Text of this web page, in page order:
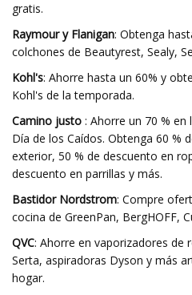
gratis.
Raymour y Flanigan: Obtenga
colchones de Beautyrest, Sealy,
Kohl's: Ahorre hasta un 60% y
Kohl's de la temporada.
Camino justo : Ahorre un 70 %
Día de los Caídos. Obtenga 60 %
exterior, 50 % de descuento en
descuento en parrillas y más.
Bastidor Nordstrom: Compre
cocina de GreenPan, BergHOFF,
QVC: Ahorre en vaporizadores de
Serta, aspiradoras Dyson y más
hogar.